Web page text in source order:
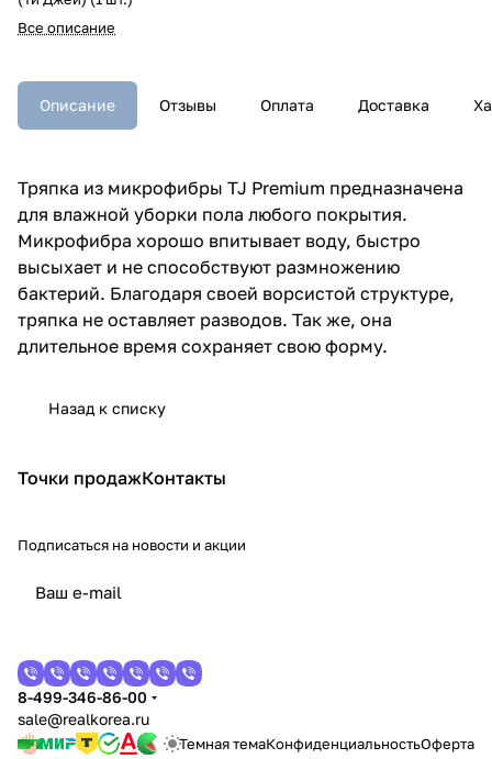
Все описание
Описание Отзывы Оплата Доставка
Тряпка из микрофибры TJ Premium предназначена
для влажной уборки пола любого покрытия.
Микрофибра хорошо впитывает воду, быстро
высыхает и не способствуют размножению
бактерий. Благодаря своей ворсистой структуре,
тряпка не оставляет разводов. Так же, она
длительное время сохраняет свою форму.
Назад к списку
Точки продажКонтакты
Подписаться на новости и акции
8-499-346-86-00
sale@realkorea.ru
Темная темаКонфиденциальностьОферта